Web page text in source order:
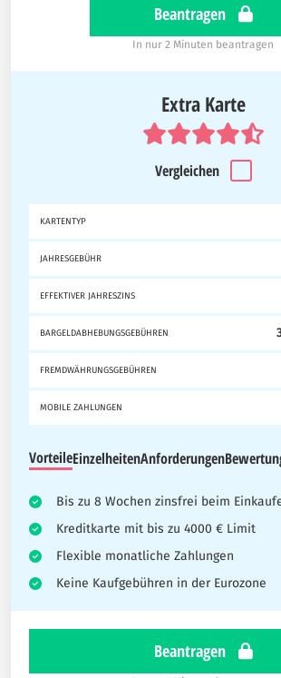
Beantragen
In nur 2 Minuten beantragen
Extra Karte
Vergleichen
KARTENTYP
JAHRESGEBÜHR
EFFEKTIVER JAHRESZINS
BARGELDABHEBUNGSGEBÜHREN
FREMDWÄHRUNGSGEBÜHREN
MOBILE ZAHLUNGEN
VorteileEinzelheitenAnforderungen
Bis zu 8 Wochen zinsfrei beim
Kreditkarte mit bis zu 4000 € Limit
Flexible monatliche Zahlungen
Keine Kaufgebühren in der Eurozone
Beantragen